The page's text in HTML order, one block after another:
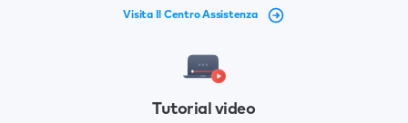
Visita Il Centro Assistenza
Tutorial video